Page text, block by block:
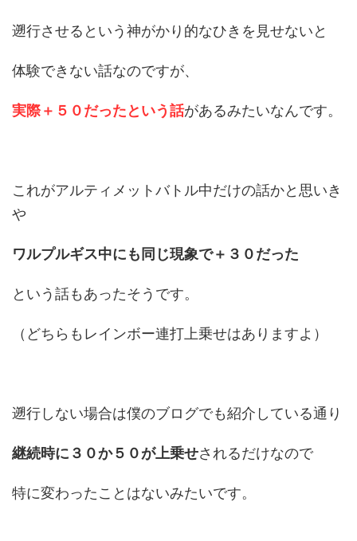
遡行させるという神がかり的なひきを見せないと
体験できない話なのですが、
実際＋５０だったという話があるみたいなんです。
これがアルティメットバトル中だけの話かと思いき
や
ワルプルギス中にも同じ現象で＋３０だった
という話もあったそうです。
（どちらもレインボー連打上乗せはありますよ）
遡行しない場合は僕のブログでも紹介している通り
継続時に３０か５０が上乗せされるだけなので
特に変わったことはないみたいです。